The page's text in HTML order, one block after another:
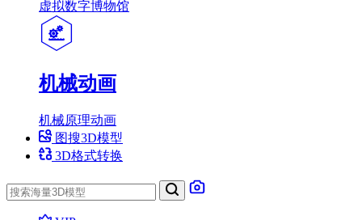
虚拟数字博物馆
机械动画
机械原理动画
图搜3D模型
3D格式转换